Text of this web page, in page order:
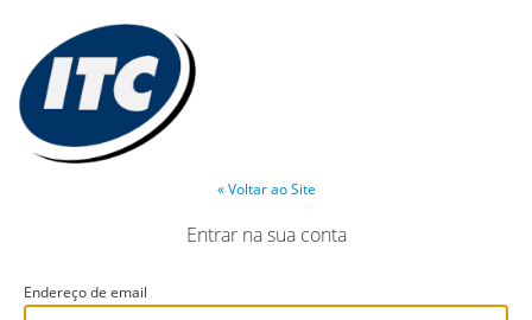
« Voltar ao Site
Entrar na sua conta
Endereço de email